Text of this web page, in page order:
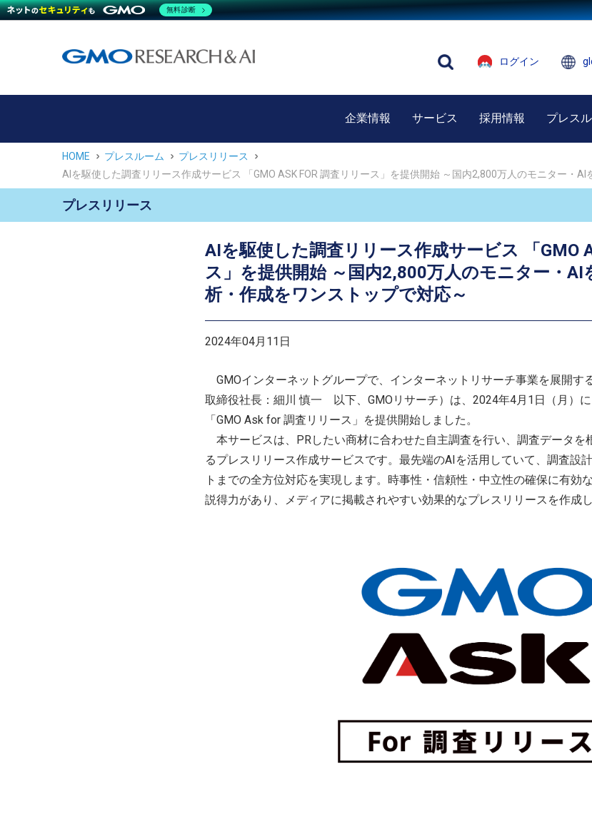
ログイン
企業情報 サービス 採用情報 プレス
HOME プレスルーム
プレスリリース
AIを駆使した調査リリース作成サービス 「GMO ASK FOR 調査リリース」を提供開始 ～国内2,800万人のモニター・
プレスリリース
AIを駆使した調査リリース作成サービス 「GMO
ス」を提供開始 ～国内2,800万人のモニター・AI
析・作成をワンストップで対応～
2024年04月11日
GMOインターネットグループで、インターネットリサーチ事業を展開す
取締役社長：細川 慎一 以下、GMOリサーチ）は、2024年4月1日（月）
「GMO Ask for 調査リリース」を提供開始しました。
本サービスは、PRしたい商材に合わせた自主調査を行い、調査データを
るプレスリリース作成サービスです。最先端のAIを活用していて、調査設
トまでの全方位対応を実現します。時事性・信頼性・中立性の確保に有効
説得力があり、メディアに掲載されやすい効果的なプレスリリースを作成し
無料診断